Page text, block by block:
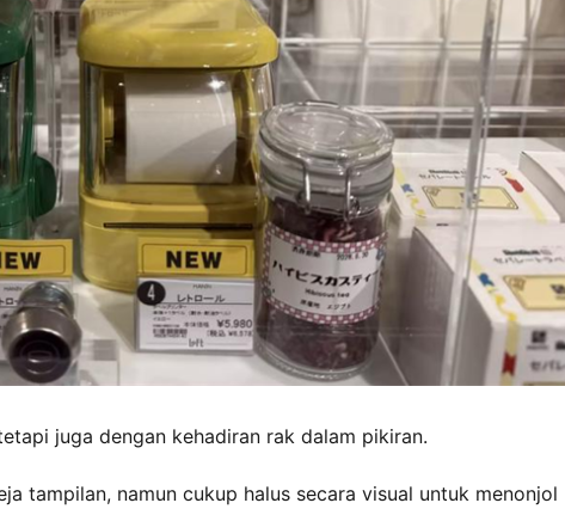
juga dengan kehadiran rak dalam pikiran.
tampilan, namun cukup halus secara visual untuk menonjol